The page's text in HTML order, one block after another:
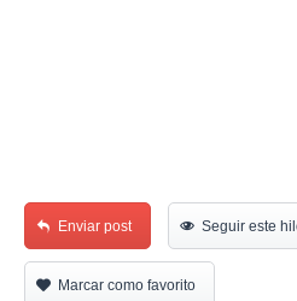
Enviar post Seguir este
Marcar como favorito